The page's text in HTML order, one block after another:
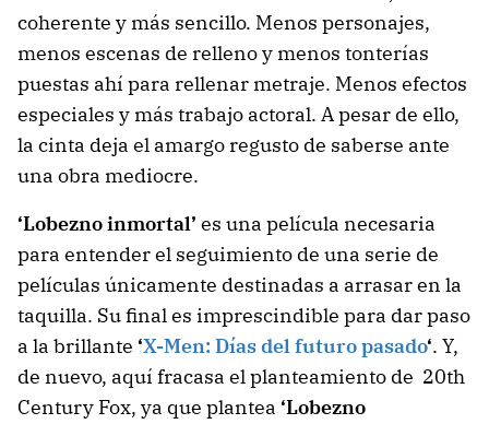
coherente y más sencillo. Menos personajes,
menos escenas de relleno y menos tonterías
puestas ahí para rellenar metraje. Menos efectos
especiales y más trabajo actoral. A pesar de ello,
la cinta deja el amargo regusto de saberse ante
una obra mediocre.
‘Lobezno inmortal’ es una película necesaria
para entender el seguimiento de una serie de
películas únicamente destinadas a arrasar en la
taquilla. Su final es imprescindible para dar paso
a la brillante ‘X-Men: Días del futuro pasado‘. Y,
de nuevo, aquí fracasa el planteamiento de 20th
Century Fox, ya que plantea ‘Lobezno